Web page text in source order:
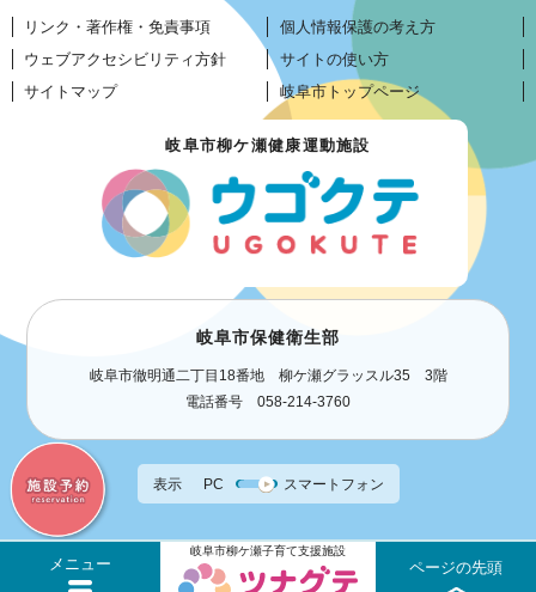
メニュー
岐阜市柳ケ瀬子育て支援施設
リンク・著作権・免責事項
個人情報保護の考え方
ウェブアクセシビリティ方針
サイトの使い方
サイトマップ
岐阜市トップページ
岐阜市柳ケ瀬健康運動施設
岐阜市保健衛生部
岐阜市徹明通二丁目18番地 柳ケ瀬グラッスル35 3階
電話番号 058-214-3760
表示 PC スマートフォン